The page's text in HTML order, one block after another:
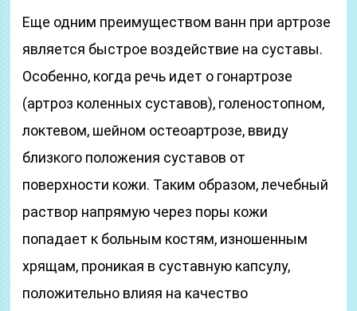
Еще одним преимуществом ванн при артрозе
является быстрое воздействие на суставы.
Особенно, когда речь идет о гонартрозе
(артроз коленных суставов), голеностопном,
локтевом, шейном остеоартрозе, ввиду
близкого положения суставов от
поверхности кожи. Таким образом, лечебный
раствор напрямую через поры кожи
попадает к больным костям, изношенным
хрящам, проникая в суставную капсулу,
положительно влияя на качество